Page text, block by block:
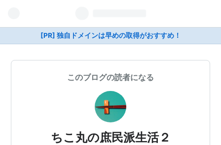
[PR] 独自ドメインは早めの取得がおすすめ！
このブログの読者になる
ちこ丸の庶民派生活２